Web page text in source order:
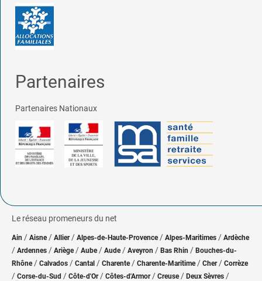
Partenaires
Partenaires Nationaux
Le réseau promeneurs du net
Ain / Aisne/ Allier/ Alpes-de-Haute-Provence / Alpes-Maritimes / Ardèche
/ Ardennes / Ariège/ Aube/ Aude / Aveyron / Bas Rhin / Bouches-du-
Rhône/ Calvados / Cantal / Charente / Charente-Maritime/ Cher / Corrèze
/ Corse-du-Sud / Côte-d'Or / Côtes-d'Armor/ Creuse/ Deux Sèvres /